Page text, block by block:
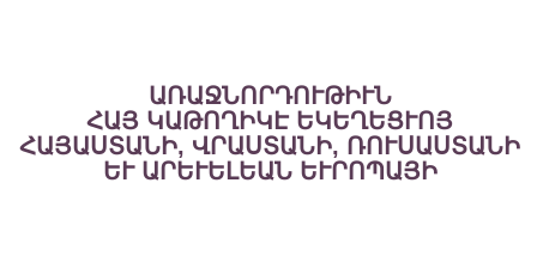
ԱՌԱՋՆՈՐԴՈՒԹԻՒՆ
ՀԱՅ ԿԱԹՈՂԻԿԷ ԵԿԵՂԵՑՒՈՅ
ՀԱՅԱՍՏԱՆԻ, ՎՐԱՍՏԱՆԻ, ՌՈՒՍԱՍՏԱՆԻ
ԵՒ ԱՐԵՒԵԼԵԱՆ ԵՒՐՈՊԱՅԻ